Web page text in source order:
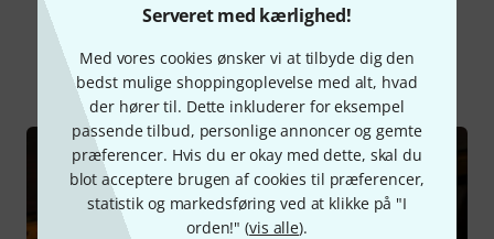
Serveret med kærlighed!
Med vores cookies ønsker vi at tilbyde dig den
bedst mulige shoppingoplevelse med alt, hvad
der hører til. Dette inkluderer for eksempel
passende tilbud, personlige annoncer og gemte
præferencer. Hvis du er okay med dette, skal du
blot acceptere brugen af cookies til præferencer,
statistik og markedsføring ved at klikke på "I
orden!" (vis alle).
Vidste du?
Alle Guide